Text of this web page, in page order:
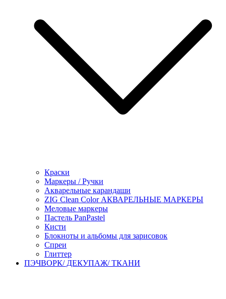
Краски
Маркеры / Ручки
Акварельные карандаши
ZIG Clean Color АКВАРЕЛЬНЫЕ МАРКЕРЫ
Меловые маркеры
Пастель PanPastel
Кисти
Блокноты и альбомы для зарисовок
Спреи
Глиттер
ПЭЧВОРК/ ДЕКУПАЖ/ ТКАНИ